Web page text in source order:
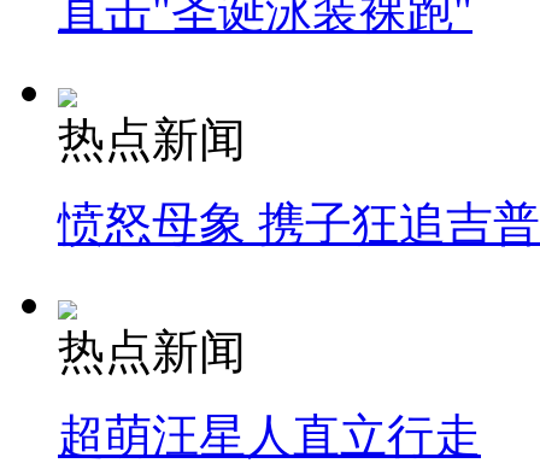
直击"圣诞泳装裸跑"
热点新闻
愤怒母象 携子狂追吉
热点新闻
超萌汪星人直立行走